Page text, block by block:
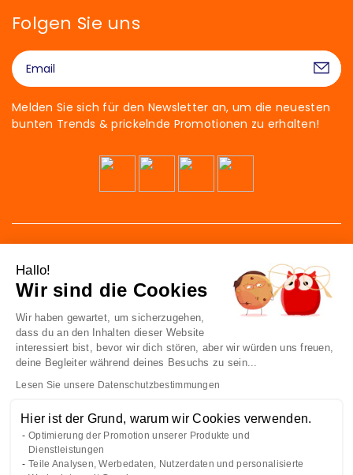
Folgen Sie uns
Melden Sie sich für den Newsletter an, um die neuesten
bunten Trends & prickelnde Promotionen zu erhalten!
41 av. de l’agent Sarre
92700 Colombes
France
Kontakt
KENNE UNS
Hallo!
Wir sind die Cookies
Wir haben gewartet, um sicherzugehen,
dass du an den Inhalten dieser Website
interessiert bist, bevor wir dich stören, aber wir würden uns freuen,
deine Begleiter während deines Besuchs zu sein...
Lesen Sie unsere Datenschutzbestimmungen
Hier ist der Grund, warum wir Cookies verwenden.
Optimierung der Promotion unserer Produkte und
Dienstleistungen
Teile Analysen, Werbedaten, Nutzerdaten und personalisierte